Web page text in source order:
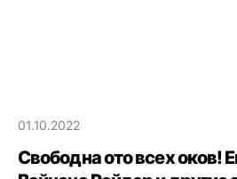
01.10.2022
Свободна ото всех оков!